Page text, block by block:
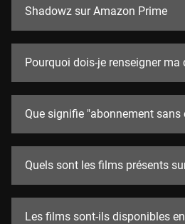
Shadowz sur Amazon Prime
Pourquoi dois-je renseigner
Que signifie "abonnement sans
Quels sont les films présents
Les films sont-ils disponibles